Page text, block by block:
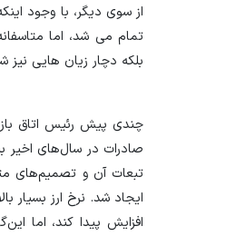
از سوی دیگر، با وجود
تمام می شد، اما
بلکه دچار زیان هایی نیز
چندی پیش رئیس اتاق
تبعات آن و تصمیم‌های
ایجاد شد. نرخ ارز بسیار
افزایش پیدا کند، اما